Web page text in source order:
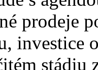
prodeje
investice
stádiu